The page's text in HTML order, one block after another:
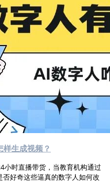
生成视频？
小时直播带货，当教育机构通过
好奇这些逼真的数字人如何改